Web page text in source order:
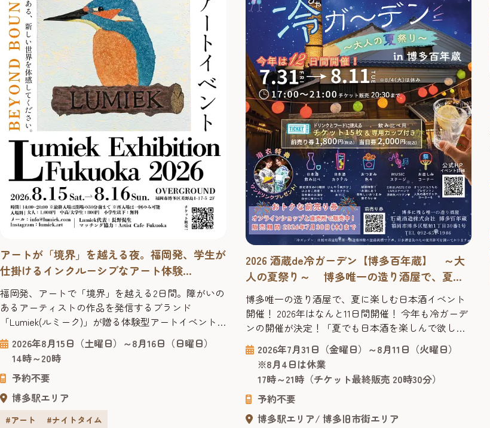
アートが「境界」を越える夜。福岡発、学生が
仕掛けるインクルーシブなアート体験
「Lumiek Exhibition Fukuoka 2026」
福岡発、アートで「境界」を越える2日間。障がいの
あるアーティストの作品を発信するブランド
「Lumiek(ルミーク)」が贈る体験型アートイベント
「Lumiek Exhibition Fukuoka 2026」が、博多区のアー
トスペース「OVERGROUND」で開催。仕掛け人は福
岡出身の現役大学生です。 アートは障害の有無や年
齢、国籍などの境界を超えて心に届く共通言語で
す。展示を眺めるだけでなく...
2026年8月15日（土曜日）～8月16日（日曜日）
14時～20時
予約不要
博多駅エリア
#アート #ナイトタイム
2026 酒蔵de冷ガーデン【博多百年蔵】 ～大
人の夏祭り～ 博多唯一の造り酒屋で、夏に
楽しむ日本酒イベント！
博多唯一の造り酒屋で、夏に楽しむ日本酒イベント
開催！ 2026年はなんと11日間開催！ 今年も冷ガーデ
ンの開催が決定！「夏でも日本酒を楽しんで欲し
い！」と始めたこの大人の夏祭りも今年で10回目。
2026年はなんと11日間にわたって博多唯一の造り酒
屋「博多百年蔵」を会場に、夏季限定イベント「酒
蔵de冷ガーデン ～大人の夏祭り～」が開催されま
す。 7月31日～8月11日の11日間限定の、地酒・夏...
2026年7月31日（金曜日）～8月11日（火曜日）
※8月4日は休業
17時～21時（チケット最終販売 20時30分）
予約不要
博多駅エリア
博多旧市街エリア